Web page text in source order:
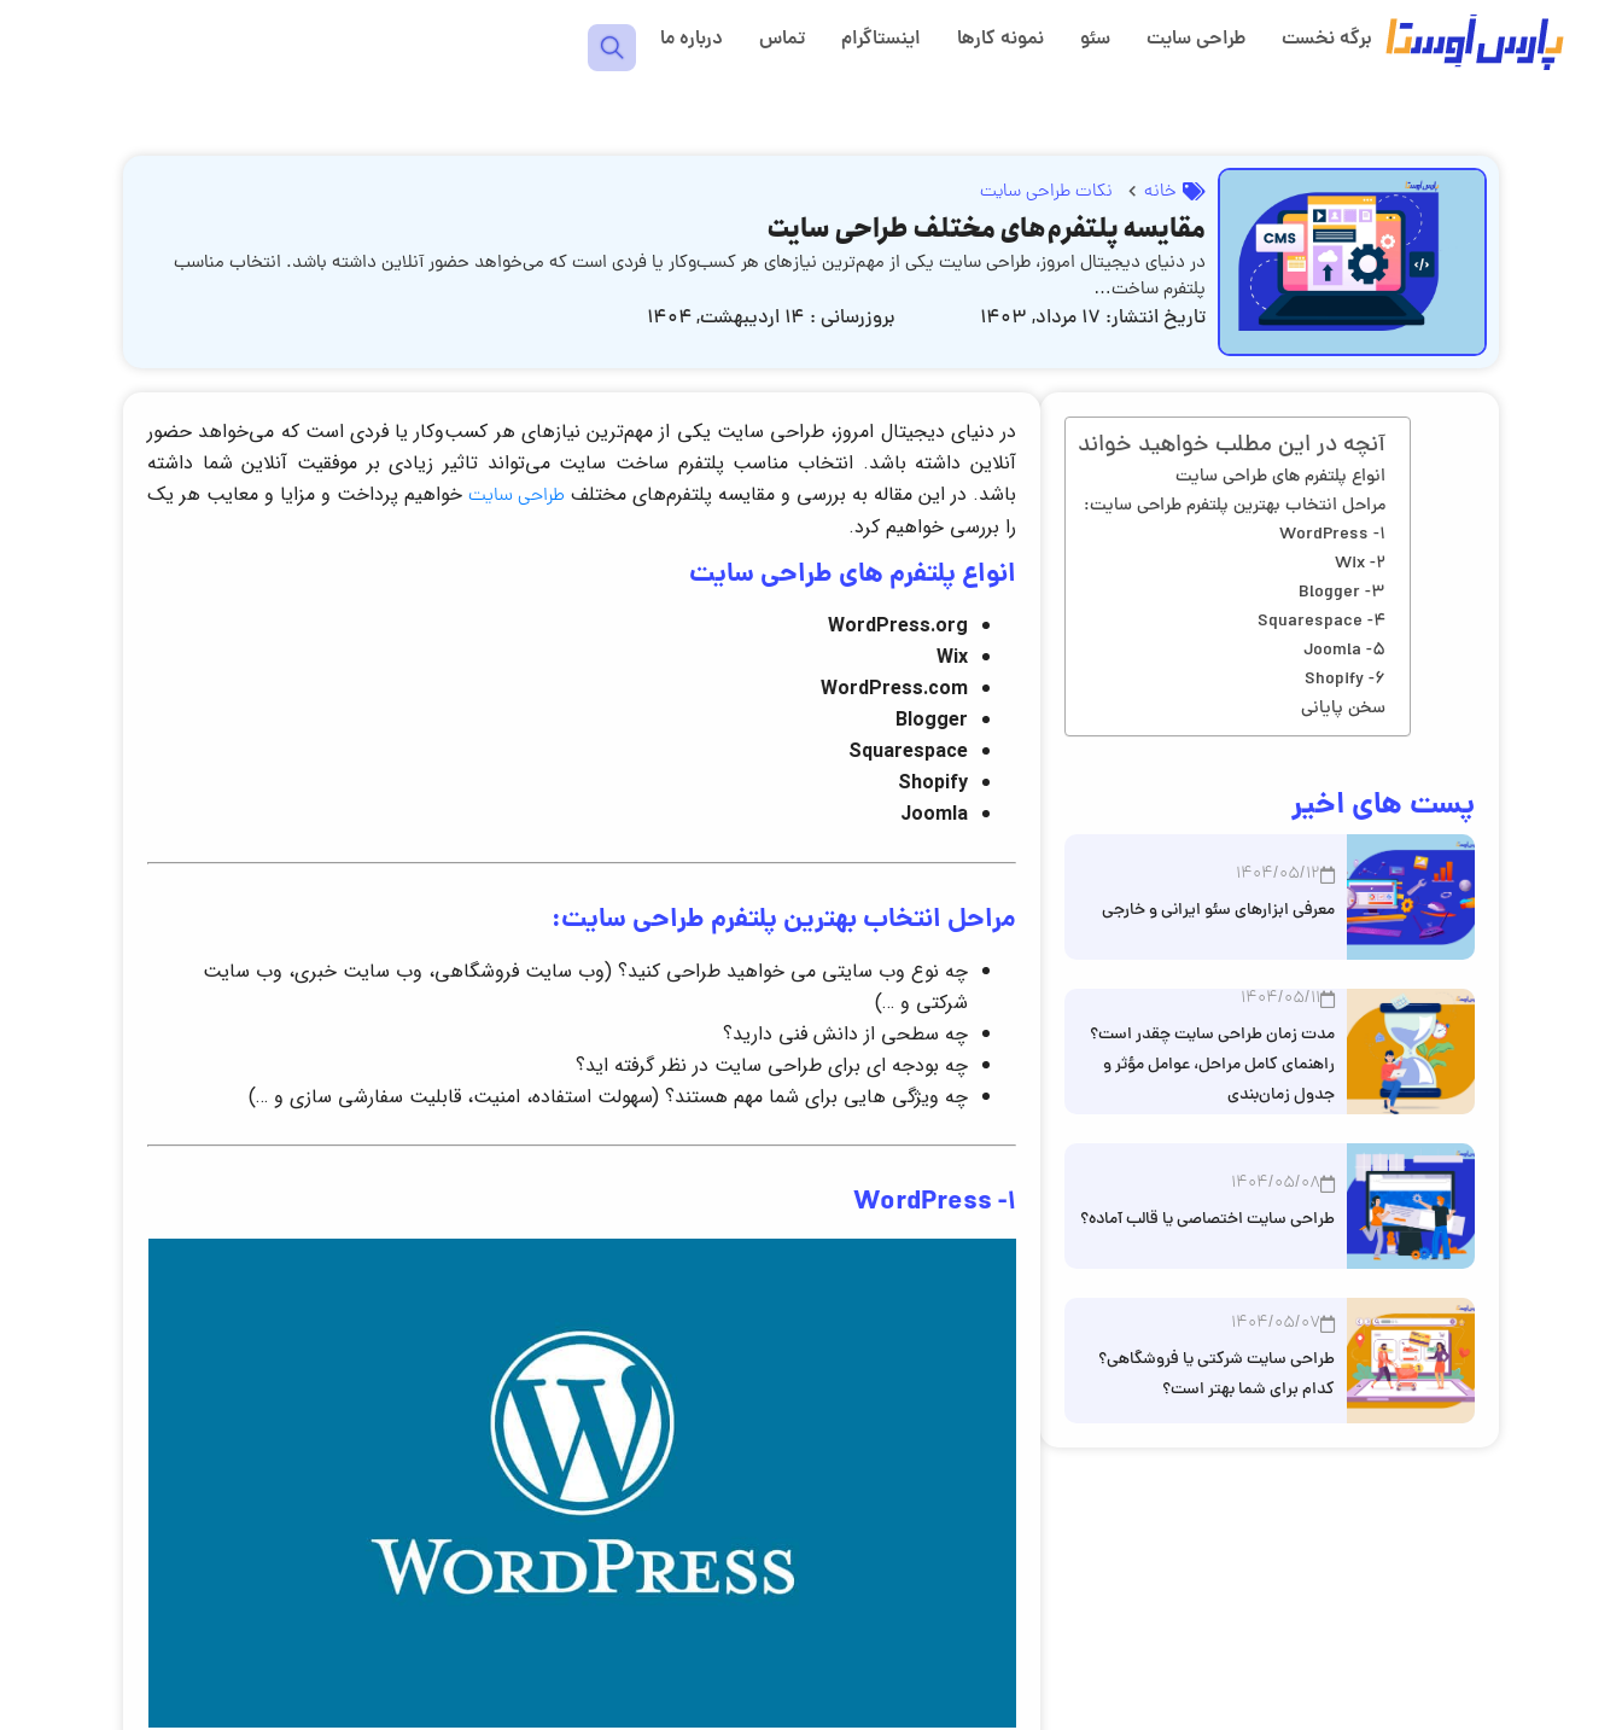
برگه نخست طراحی سایت سئو نمونه کارها اینستاگرام تماس درباره ما
خانه نکات طراحی سایت
مقایسه پلتفرم‌های مختلف طراحی سایت
در دنیای دیجیتال امروز، طراحی سایت یکی از مهم‌ترین نیازهای هر کسب‌وکار یا فردی است که می‌خواهد حضور آنلاین داشته باشد. انتخاب مناسب
پلتفرم ساخت…
تاریخ انتشار: بروزرسانی : ۱۴ اردیبهشت, ۱۴۰۴
آنچه در این مطلب خواهید خواند
انواع پلتفرم های طراحی سایت
مراحل انتخاب بهترین پلتفرم طراحی سایت:
۱- WordPress
Wix -2
Blogger -3
Squarespace -4
Joomla -5
Shopify -6
سخن پایانی
پست های اخیر
1404/05/12
معرفی ابزارهای سئو ایرانی و خارجی
1404/05/11
مدت زمان طراحی سایت چقدر است؟
راهنمای کامل مراحل، عوامل مؤثر و
جدول زمان‌بندی
1404/05/08
طراحی سایت اختصاصی یا قالب آماده؟
1404/05/07
طراحی سایت شرکتی یا فروشگاهی؟
کدام برای شما بهتر است؟
در دنیای دیجیتال امروز، طراحی سایت یکی از مهم‌ترین نیازهای هر کسب‌وکار یا فردی است که می‌خواهد حضور
آنلاین داشته باشد. انتخاب مناسب پلتفرم ساخت سایت می‌تواند تاثیر زیادی بر موفقیت آنلاین شما داشته
باشد. در این مقاله به بررسی و مقایسه پلتفرم‌های مختلف طراحی سایتخواهیم پرداخت و مزایا و معایب هر یک
را بررسی خواهیم کرد.
انواع پلتفرم های طراحی سایت
WordPress.org
Wix
WordPress.com
Blogger
Squarespace
Shopify
Joomla
مراحل انتخاب بهترین پلتفرم طراحی سایت:
چه نوع وب سایتی می خواهید طراحی کنید؟ (وب سایت فروشگاهی، وب سایت خبری، وب سایت
شرکتی و …)
چه سطحی از دانش فنی دارید؟
چه بودجه ای برای طراحی سایت در نظر گرفته اید؟
چه ویژگی هایی برای شما مهم هستند؟ (سهولت استفاده، امنیت، قابلیت سفارشی سازی و …)
۱- WordPress